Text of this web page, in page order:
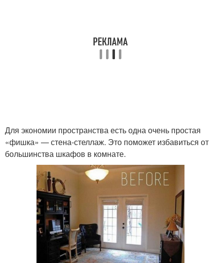
Для экономии пространства есть одна очень простая
«фишка» — стена-стеллаж. Это поможет избавиться от
большинства шкафов в комнате.